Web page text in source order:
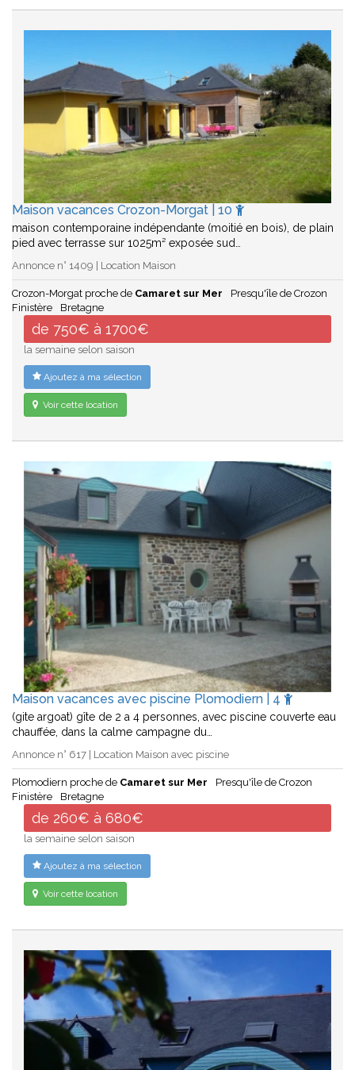
Maison vacances Crozon-Morgat | 10
maison contemporaine indépendante (moitié en bois), de plain
pied avec terrasse sur 1025m² exposée sud…
Annonce n° 1409 | Location Maison
Crozon-Morgat proche de Camaret sur Mer
Presqu'île de Crozon
Finistère
Bretagne
de 750€ à 1700€
la semaine selon saison
Ajoutez à ma sélection
Voir cette location
Maison vacances avec piscine Plomodiern | 4
(gite argoat) gîte de 2 a 4 personnes, avec piscine couverte eau
chauffée, dans la calme campagne du…
Annonce n° 617 | Location Maison avec piscine
Plomodiern proche de Camaret sur Mer
Presqu'île de Crozon
Finistère
Bretagne
de 260€ à 680€
la semaine selon saison
Ajoutez à ma sélection
Voir cette location